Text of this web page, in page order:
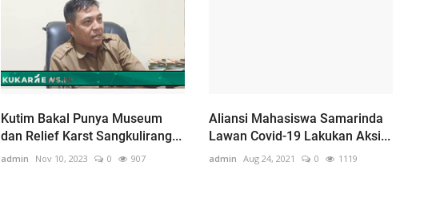
Kutim Bakal Punya Museum
dan Relief Karst Sangkulirang...
admin Nov 10, 2023 0 907
Aliansi Mahasiswa Samarinda
Lawan Covid-19 Lakukan Aksi...
admin Aug 24, 2021 0 1119